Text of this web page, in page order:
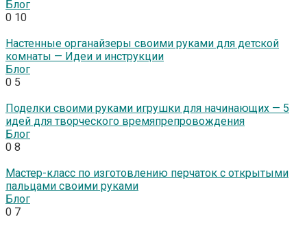
Блог
0 10
Настенные органайзеры своими руками для детской
комнаты — Идеи и инструкции
Блог
0 5
Поделки своими руками игрушки для начинающих — 5
идей для творческого времяпрепровождения
Блог
0 8
Мастер-класс по изготовлению перчаток с открытыми
пальцами своими руками
Блог
0 7